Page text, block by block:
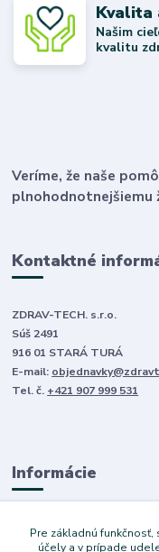
Kvalita
Našim
kvalitu
Veríme, že naše
plnohodnotnejšiemu
Kontaktné
ZDRAV-TECH. s.r.o.
Súš 2491
916 01 STARÁ TURÁ
E-mail:
Tel. č. +421 907 999 531
Informácie
O nás
Obchodné podmienky
Pre základnú
účely a v prípade